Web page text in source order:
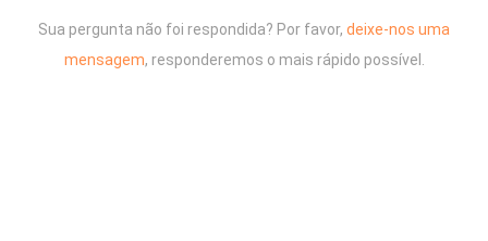
Sua pergunta não foi respondida? Por favor, deixe-nos uma
mensagem, responderemos o mais rápido possível.